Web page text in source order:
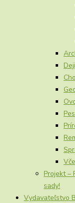
Projekt –
sady!
Vydavateľstvo